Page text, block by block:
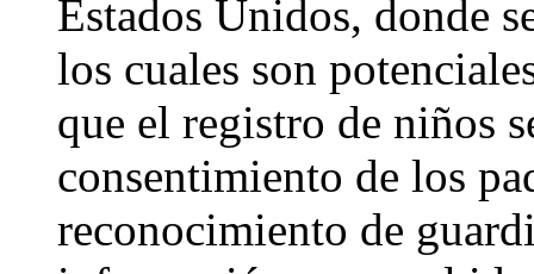
Estados Unidos, donde
los cuales son
que el registro de niños
consentimiento de los
reconocimiento de